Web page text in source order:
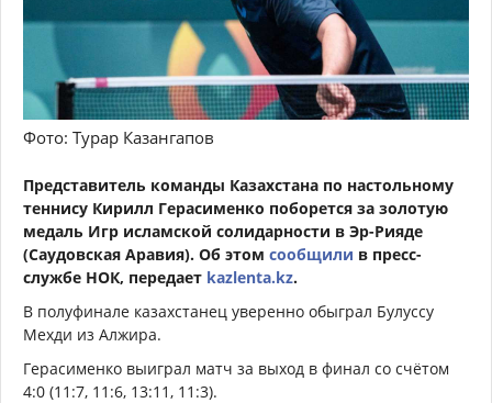
Фото: Турар Казангапов
Представитель команды Казахстана по настольному
теннису Кирилл Герасименко поборется за золотую
медаль Игр исламской солидарности в Эр-Рияде
(Саудовская Аравия). Об этом сообщили в пресс-
службе НОК, передает kazlenta.kz.
В полуфинале казахстанец уверенно обыграл Булуссу
Мехди из Алжира.
Герасименко выиграл матч за выход в финал со счётом
4:0 (11:7, 11:6, 13:11, 11:3).